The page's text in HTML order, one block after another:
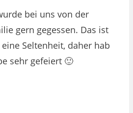
bei uns von der
gern gegessen. Das ist
Seltenheit, daher hab
sehr gefeiert 🙂